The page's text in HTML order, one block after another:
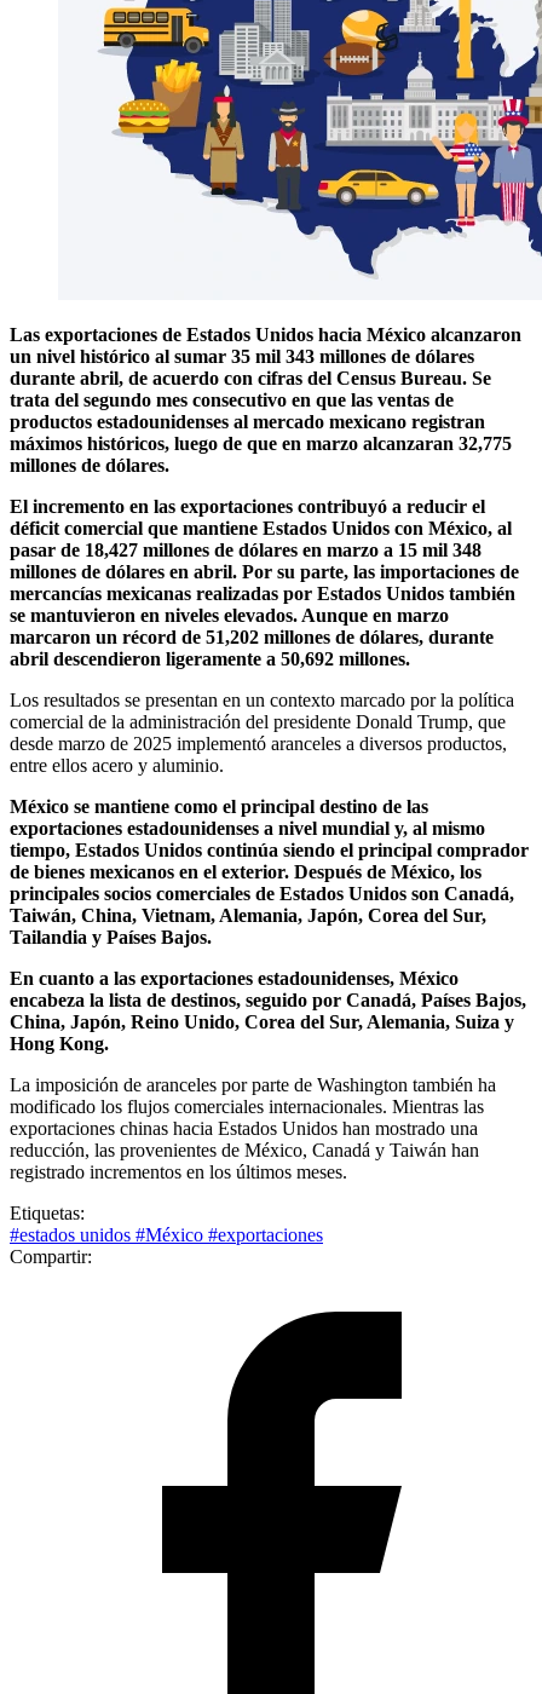
Las exportaciones de Estados Unidos hacia México alcanzaron
un nivel histórico al sumar 35 mil 343 millones de dólares
durante abril, de acuerdo con cifras del Census Bureau. Se
trata del segundo mes consecutivo en que las ventas de
productos estadounidenses al mercado mexicano registran
máximos históricos, luego de que en marzo alcanzaran 32,775
millones de dólares.
El incremento en las exportaciones contribuyó a reducir el
déficit comercial que mantiene Estados Unidos con México, al
pasar de 18,427 millones de dólares en marzo a 15 mil 348
millones de dólares en abril. Por su parte, las importaciones de
mercancías mexicanas realizadas por Estados Unidos también
se mantuvieron en niveles elevados. Aunque en marzo
marcaron un récord de 51,202 millones de dólares, durante
abril descendieron ligeramente a 50,692 millones.
Los resultados se presentan en un contexto marcado por la política
comercial de la administración del presidente Donald Trump, que
desde marzo de 2025 implementó aranceles a diversos productos,
entre ellos acero y aluminio.
México se mantiene como el principal destino de las
exportaciones estadounidenses a nivel mundial y, al mismo
tiempo, Estados Unidos continúa siendo el principal comprador
de bienes mexicanos en el exterior. Después de México, los
principales socios comerciales de Estados Unidos son Canadá,
Taiwán, China, Vietnam, Alemania, Japón, Corea del Sur,
Tailandia y Países Bajos.
En cuanto a las exportaciones estadounidenses, México
encabeza la lista de destinos, seguido por Canadá, Países Bajos,
China, Japón, Reino Unido, Corea del Sur, Alemania, Suiza y
Hong Kong.
La imposición de aranceles por parte de Washington también ha
modificado los flujos comerciales internacionales. Mientras las
exportaciones chinas hacia Estados Unidos han mostrado una
reducción, las provenientes de México, Canadá y Taiwán han
registrado incrementos en los últimos meses.
Etiquetas:
#estados unidos #México #exportaciones
Compartir: